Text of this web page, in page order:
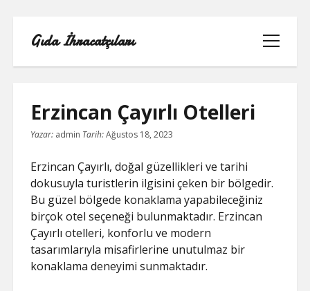
Gıda İhracatçıları
menüyü
aç
HILESI
INSTAGRAM BEĞENI HILESI 2021
ÜCRETSIZ
LISTE
Erzincan Çayırlı Otelleri
Yazar: admin Tarih:Ağustos 18, 2023
Erzincan Çayırlı, doğal güzellikleri ve tarihi
dokusuyla turistlerin ilgisini çeken bir bölgedir.
Bu güzel bölgede konaklama yapabileceğiniz
birçok otel seçeneği bulunmaktadır. Erzincan
Çayırlı otelleri, konforlu ve modern
tasarımlarıyla misafirlerine unutulmaz bir
konaklama deneyimi sunmaktadır.